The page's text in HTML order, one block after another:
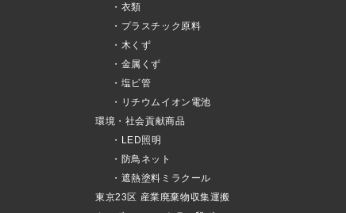
・衣類
・プラスチック原料
・木くず
・金属くず
・塩ビ管
・リチウムイオン電池
環境・社会貢献商品
・LED照明
・防鳥ネット
・遮熱塗料ミラクール
東京23区 産業廃棄物収集運搬